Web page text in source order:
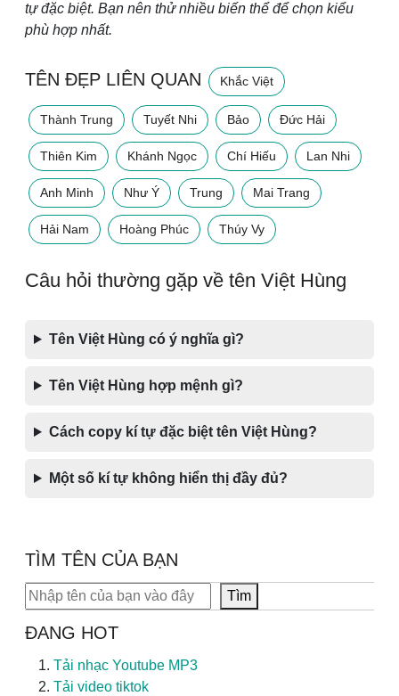
tự đặc biệt. Bạn nên thử nhiều biến thể để chọn kiểu
phù hợp nhất.
TÊN ĐẸP LIÊN QUAN Khắc Việt
Thành Trung Tuyết Nhi Bảo Đức Hải
Thiên Kim Khánh Ngọc Chí Hiếu Lan Nhi
Anh Minh Như Ý Trung Mai Trang
Hải Nam Hoàng Phúc Thúy Vy
Câu hỏi thường gặp về tên Việt Hùng
Tên Việt Hùng có ý nghĩa gì?
Tên Việt Hùng hợp mệnh gì?
Cách copy kí tự đặc biệt tên Việt Hùng?
Một số kí tự không hiển thị đầy đủ?
TÌM TÊN CỦA BẠN
Tìm kiếm Tìm
ĐANG HOT
Tải nhạc Youtube MP3
Tải video tiktok